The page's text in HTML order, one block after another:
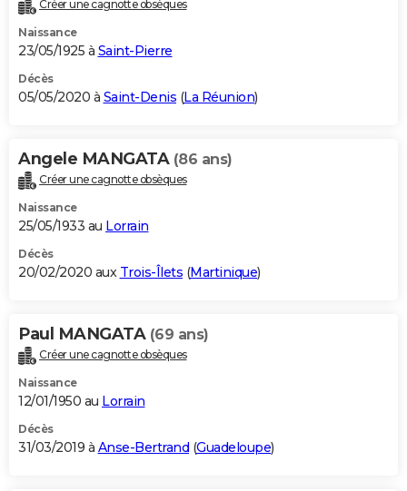
Créer une cagnotte obsèques
Naissance
23/05/1925 à Saint-Pierre
Décès
05/05/2020 à Saint-Denis (La Réunion)
Angele MANGATA (86 ans)
Créer une cagnotte obsèques
Naissance
25/05/1933 au Lorrain
Décès
20/02/2020 aux Trois-Îlets (Martinique)
Paul MANGATA (69 ans)
Créer une cagnotte obsèques
Naissance
12/01/1950 au Lorrain
Décès
31/03/2019 à Anse-Bertrand (Guadeloupe)